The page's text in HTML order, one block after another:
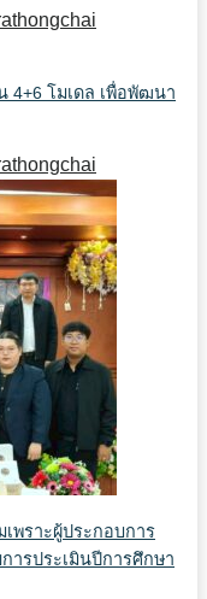
4+6 โมเดล เพื่อพัฒนา
พราะผู้ประกอบการ
ารประเมินปีการศึกษา